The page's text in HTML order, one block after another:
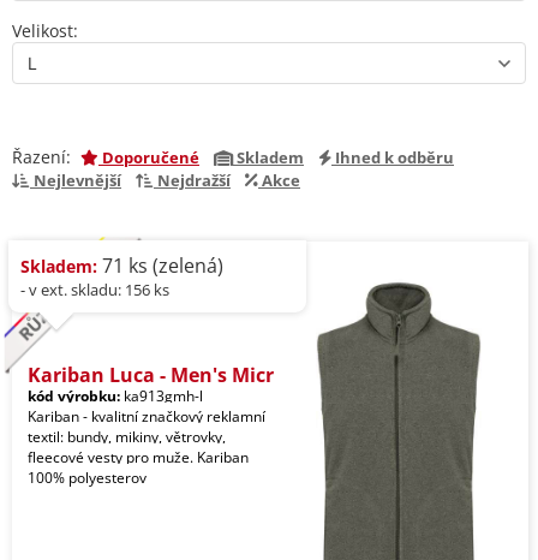
Velikost:
Řazení: Doporučené Skladem
Ihned k odběru
Nejlevnější
Nejdražší Akce
Skladem: 71 ks (zelená)
- v ext. skladu: 156 ks
Kariban Luca - Men's Micr
kód výrobku: ka913gmh-l
Kariban - kvalitní značkový reklamní
textil: bundy, mikiny, větrovky,
fleecové vesty pro muže. Kariban
100% polyesterov